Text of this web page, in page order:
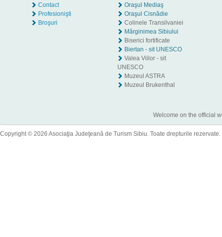
Contact
Profesionişti
Broşuri
Oraşul Mediaş
Oraşul Cisnădie
Colinele Transilvaniei
Mărginimea Sibiului
Biserici fortificate
Biertan - sit UNESCO
Valea Viilor - sit
UNESCO
Muzeul ASTRA
Muzeul Brukenthal
Welcome on the official
Copyright © 2026 Asociaţia Judeţeană de Turism Sibiu. Toate drepturile rezervate.